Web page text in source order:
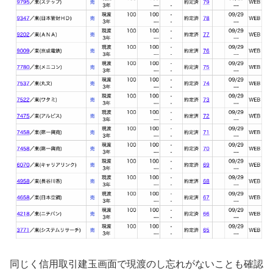
同じく信用取引建玉画面で現渡のし忘れがないことも確認